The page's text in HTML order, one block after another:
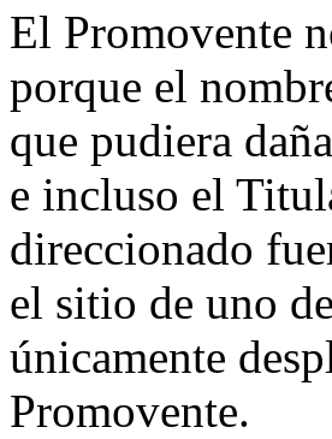
El Promovente
porque el
que pudiera
e incluso el
direccionado
el sitio de uno
únicamente
Promovente.